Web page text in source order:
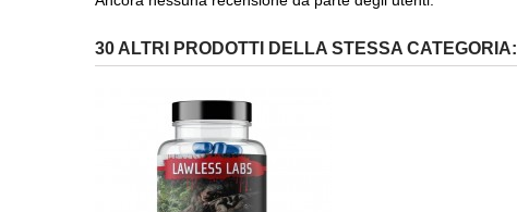
30 ALTRI PRODOTTI DELLA STESSA CATEGORIA: